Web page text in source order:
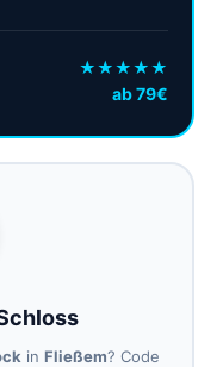
★★★★★
ab 79€
in Fließem? Code